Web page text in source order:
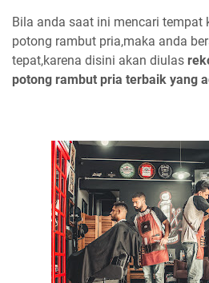
Bila anda saat ini mencari tempat
potong rambut pria,maka anda
tepat,karena disini akan diulas
potong rambut pria terbaik yang